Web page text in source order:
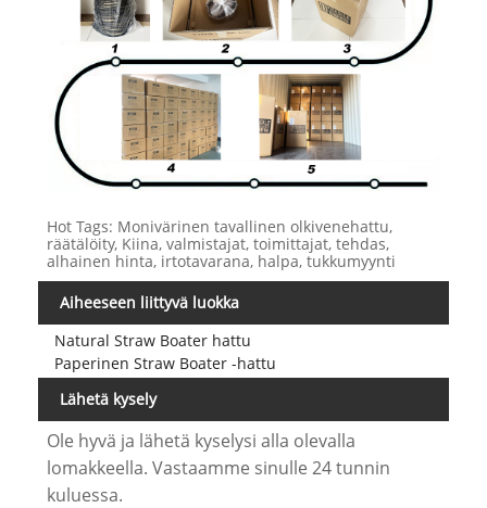
Hot Tags: Monivärinen tavallinen olkivenehattu,
räätälöity, Kiina, valmistajat, toimittajat, tehdas,
alhainen hinta, irtotavarana, halpa, tukkumyynti
Aiheeseen liittyvä luokka
Natural Straw Boater hattu
Paperinen Straw Boater -hattu
Lähetä kysely
Ole hyvä ja lähetä kyselysi alla olevalla
lomakkeella. Vastaamme sinulle 24 tunnin
kuluessa.